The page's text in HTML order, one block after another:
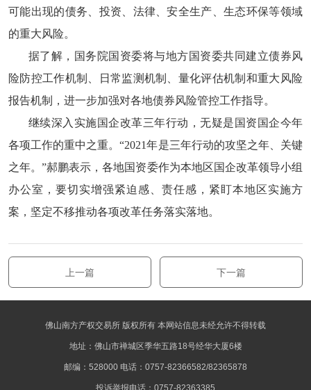
可能出现的债务、投资、法律、安全生产、生态环保等领域
的重大风险。
据了解，国务院国资委将与地方国资委共同建立债券风
险防控工作机制、日常监测机制、量化评估机制和重大风险
报告机制，进一步加强对各地债券风险管控工作指导。
继续深入实施国企改革三年行动，无疑是国资国企今年
各项工作的重中之重。“2021年是三年行动的攻坚之年、关键
之年。”郝鹏表示，各地国资委作为本地区国企改革领导小组
办公室，要切实增强紧迫感、责任感，紧盯本地区实施方
案，坚定不移推动各项改革任务落实落地。
上一篇 下一篇
佛山南方产权交易所 版权所有 本网站信息未经允许不得转载
地址：佛山市禅城区季华五路18号经华大厦6楼
邮编：528000 电话：0757-82366582/82365878
投诉举报电话：0757-82363385